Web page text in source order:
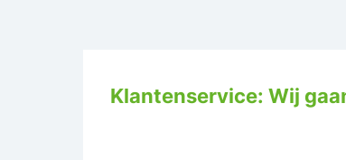
Klantenservice: Wij